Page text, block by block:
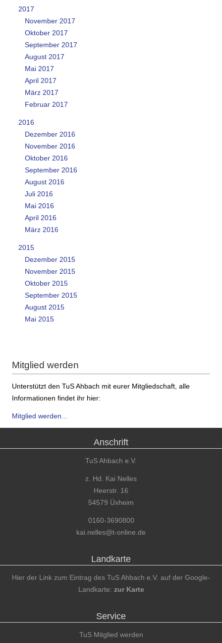
2017
November 2017
Oktober 2017
September 2017
August 2017
Mai 2017
April 2017
März 2017
Februar 2017
2016
Dezember 2016
November 2016
Oktober 2016
September 2016
August 2016
Juli 2016
Mai 2016
April 2016
März 2016
2015
Dezember 2015
November 2015
Oktober 2015
September 2015
August 2015
Mai 2015
Mitglied werden
Unterstützt den TuS Ahbach mit eurer Mitgliedschaft, alle
Informationen findet ihr hier:
Mitglied werden...
Anschrift
TuS Ahbach e.V.
z. Hd. Kai Nelles
Heerstr. 16
54579 Üxheim
0160-3690800
kai.nelles@t-online.de
Landkarte
Hier der Link zum Eintrag des TuS Ahbach e.V. auf der Google-
Landkarte: zur Karte
Service
TuS Mitglied werden